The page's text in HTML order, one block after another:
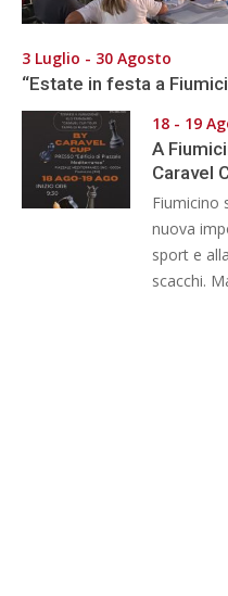
3 Luglio - 30 Agosto
“Estate in festa a
18 - 19
A
Caravel
Fiumicino
nuova
sport e
scacchi.